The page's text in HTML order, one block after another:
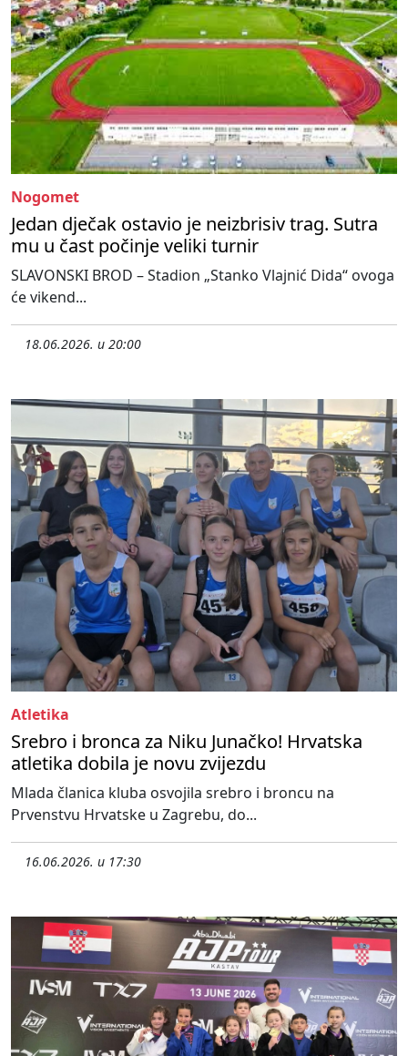
Nogomet
Jedan dječak ostavio je neizbrisiv trag. Sutra
mu u čast počinje veliki turnir
SLAVONSKI BROD – Stadion „Stanko Vlajnić Dida“ ovoga
će vikend...
18.06.2026. u 20:00
Atletika
Srebro i bronca za Niku Junačko! Hrvatska
atletika dobila je novu zvijezdu
Mlada članica kluba osvojila srebro i broncu na
Prvenstvu Hrvatske u Zagrebu, do...
16.06.2026. u 17:30